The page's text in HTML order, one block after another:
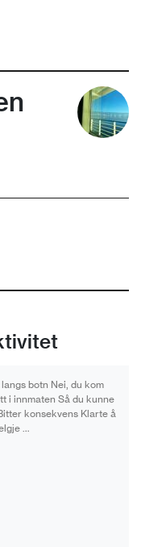
botn Nei, du kom
i innmaten Så du kunne
konsekvens Klarte å
…